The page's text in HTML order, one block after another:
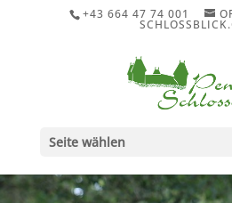
+43 664 47 74 001
Seite wählen